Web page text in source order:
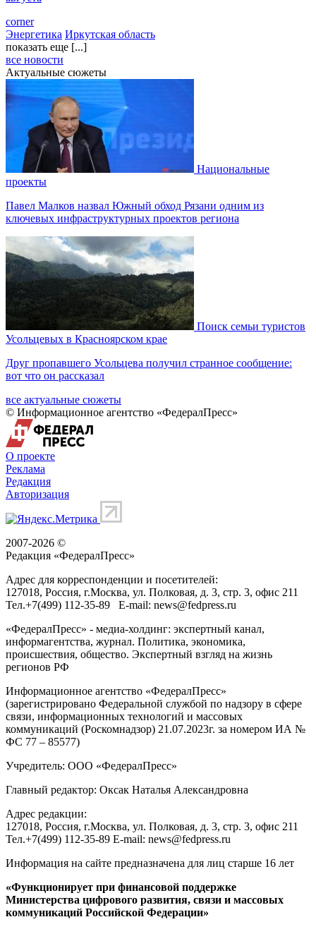
corner
Энергетика Иркутская область
показать еще [...]
все новости
Актуальные сюжеты
Национальные
проекты
Павел Малков назвал Южный обход Рязани одним из
ключевых инфраструктурных проектов региона
Поиск семьи туристов
Усольцевых в Красноярском крае
Друг пропавшего Усольцева получил странное сообщение:
вот что он рассказал
все актуальные сюжеты
© Информационное агентство «ФедералПресс»
О проекте
Реклама
Редакция
Авторизация
2007-2026 ©
Редакция «ФедералПресс»
Адрес для корреспонденции и посетителей:
127018, Россия, г.Москва, ул. Полковая, д. 3, стр. 3, офис 211
Тел.+7(499) 112-35-89 E-mail: news@fedpress.ru
«ФедералПресс» - медиа-холдинг: экспертный канал,
информагентства, журнал. Политика, экономика,
происшествия, общество. Экспертный взгляд на жизнь
регионов РФ
Информационное агентство «ФедералПресс»
(зарегистрировано Федеральной службой по надзору в сфере
связи, информационных технологий и массовых
коммуникаций (Роскомнадзор) 21.07.2023г. за номером ИА №
ФС 77 – 85577)
Учредитель: ООО «ФедералПресс»
Главный редактор: Оксак Наталья Александровна
Адрес редакции:
127018, Россия, г.Москва, ул. Полковая, д. 3, стр. 3, офис 211
Тел.+7(499) 112-35-89 E-mail: news@fedpress.ru
Информация на сайте предназначена для лиц старше 16 лет
«Функционирует при финансовой поддержке
Министерства цифрового развития, связи и массовых
коммуникаций Российской Федерации»